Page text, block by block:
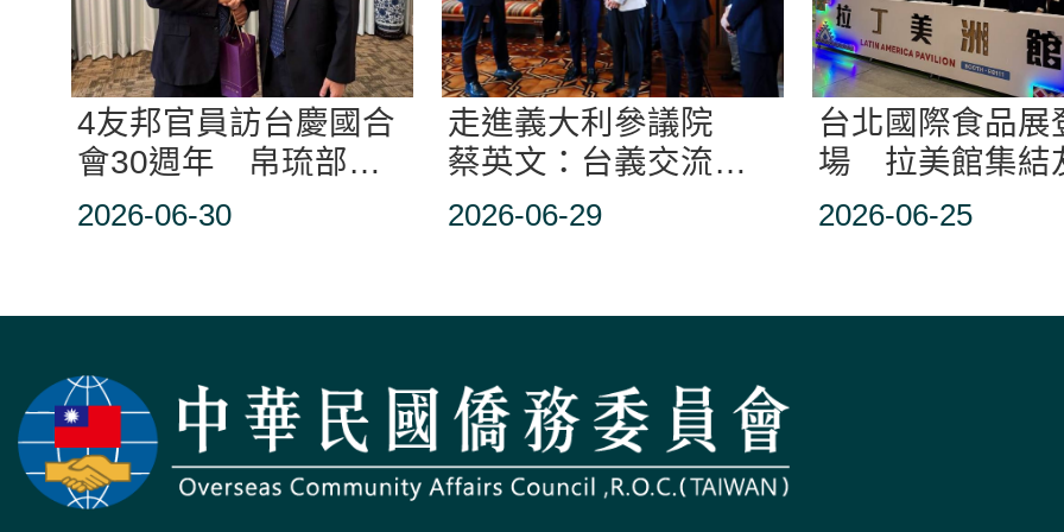
4友邦官員訪台慶國合
會30週年 帛琉部長
感謝台灣幫助
2026-06-30
走進義大利參議院
蔡英文：台義交流一
步步深化
2026-06-29
台北國際食品展
場 拉美館集結
美食促雙邊合作
2026-06-25